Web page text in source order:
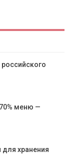
меню —
для хранения